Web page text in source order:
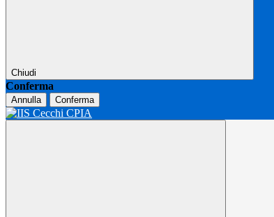
Chiudi
Conferma
Annulla Conferma